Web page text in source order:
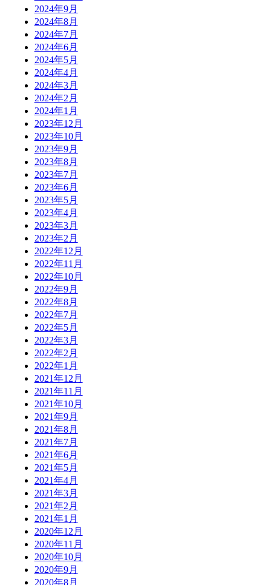
2024年9月
2024年8月
2024年7月
2024年6月
2024年5月
2024年4月
2024年3月
2024年2月
2024年1月
2023年12月
2023年10月
2023年9月
2023年8月
2023年7月
2023年6月
2023年5月
2023年4月
2023年3月
2023年2月
2022年12月
2022年11月
2022年10月
2022年9月
2022年8月
2022年7月
2022年5月
2022年3月
2022年2月
2022年1月
2021年12月
2021年11月
2021年10月
2021年9月
2021年8月
2021年7月
2021年6月
2021年5月
2021年4月
2021年3月
2021年2月
2021年1月
2020年12月
2020年11月
2020年10月
2020年9月
2020年8月